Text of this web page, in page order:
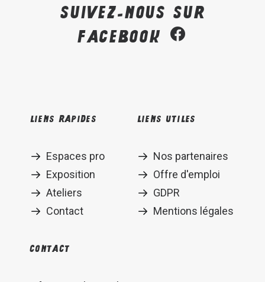
Suivez-nous sur
Facebook
Liens rapides
Espaces pro
Exposition
Ateliers
Contact
Liens utiles
Nos partenaires
Offre d'emploi
GDPR
Mentions légales
Contact